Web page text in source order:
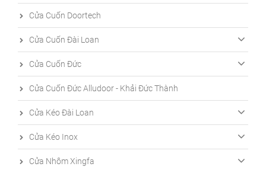
Cửa Cuốn Doortech
Cửa Cuốn Đài Loan
Cửa Cuốn Đức
Cửa Cuốn Đức Alludoor - Khải Đức Thành
Cửa Kéo Đài Loan
Cửa Kéo Inox
Cửa Nhôm Xingfa